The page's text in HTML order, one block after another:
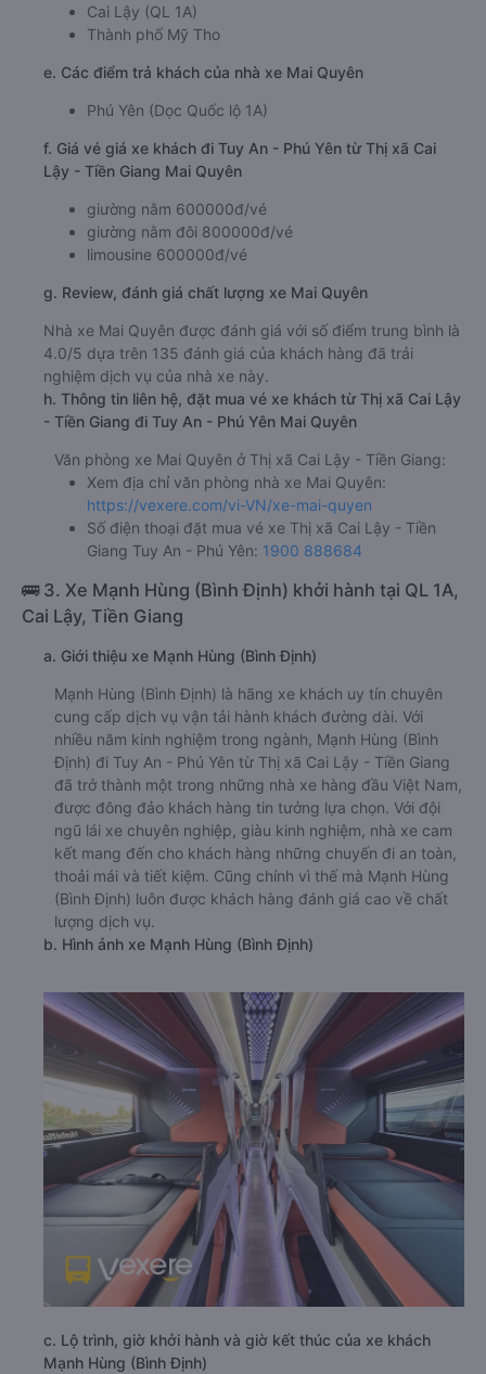
Cai Lậy (QL 1A)
Thành phố Mỹ Tho
e. Các điểm trả khách của nhà xe Mai Quyên
Phú Yên (Dọc Quốc lộ 1A)
f. Giá vé giá xe khách đi Tuy An - Phú Yên từ Thị xã Cai
Lậy - Tiền Giang Mai Quyên
giường nằm 600000đ/vé
giường nằm đôi 800000đ/vé
limousine 600000đ/vé
g. Review, đánh giá chất lượng xe Mai Quyên
Nhà xe Mai Quyên được đánh giá với số điểm trung bình là
4.0/5 dựa trên 135 đánh giá của khách hàng đã trải
nghiệm dịch vụ của nhà xe này.
h. Thông tin liên hệ, đặt mua vé xe khách từ Thị xã Cai Lậy
- Tiền Giang đi Tuy An - Phú Yên Mai Quyên
Văn phòng xe Mai Quyên ở Thị xã Cai Lậy - Tiền Giang:
Xem địa chỉ văn phòng nhà xe Mai Quyên:
https://vexere.com/vi-VN/xe-mai-quyen
Số điện thoại đặt mua vé xe Thị xã Cai Lậy - Tiền
Giang Tuy An - Phú Yên: 1900 888684
🚌 3. Xe Mạnh Hùng (Bình Định) khởi hành tại QL 1A,
Cai Lậy, Tiền Giang
a. Giới thiệu xe Mạnh Hùng (Bình Định)
Mạnh Hùng (Bình Định) là hãng xe khách uy tín chuyên
cung cấp dịch vụ vận tải hành khách đường dài. Với
nhiều năm kinh nghiệm trong ngành, Mạnh Hùng (Bình
Định) đi Tuy An - Phú Yên từ Thị xã Cai Lậy - Tiền Giang
đã trở thành một trong những nhà xe hàng đầu Việt Nam,
được đông đảo khách hàng tin tưởng lựa chọn. Với đội
ngũ lái xe chuyên nghiệp, giàu kinh nghiệm, nhà xe cam
kết mang đến cho khách hàng những chuyến đi an toàn,
thoải mái và tiết kiệm. Cũng chính vì thế mà Mạnh Hùng
(Bình Định) luôn được khách hàng đánh giá cao về chất
lượng dịch vụ.
b. Hình ảnh xe Mạnh Hùng (Bình Định)
c. Lộ trình, giờ khởi hành và giờ kết thúc của xe khách
Mạnh Hùng (Bình Định)